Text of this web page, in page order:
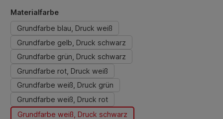
Materialfarbeauswählen
Grundfarbe blau, Druck weiß
Grundfarbe gelb, Druck schwarz
Grundfarbe grün, Druck schwarz
Grundfarbe rot, Druck weiß
Grundfarbe weiß, Druck grün
Grundfarbe weiß, Druck rot
Grundfarbe weiß, Druck schwarz